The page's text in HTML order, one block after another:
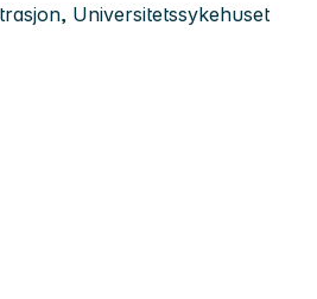
Universitetssykehuset